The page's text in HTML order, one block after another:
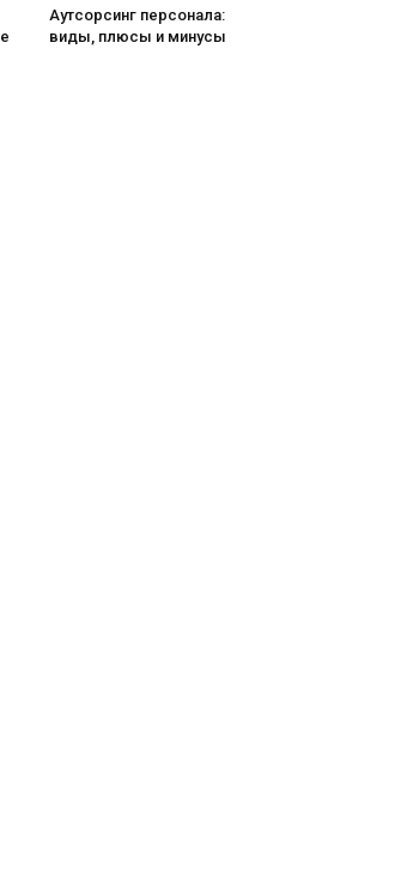
Аутсорсинг персонала:
виды, плюсы и минусы